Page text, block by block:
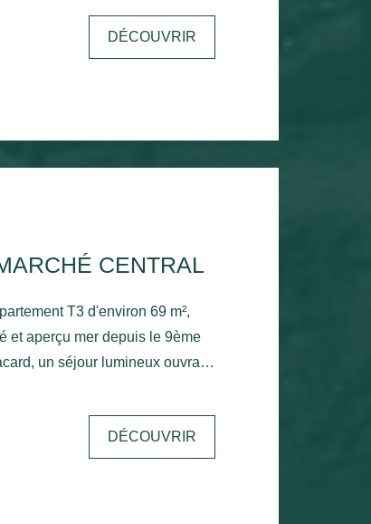
de bain, un wc et un
DÉCOUVRIR
CENTRAL
T3 d'environ 69 m²,
un séjour lumineux ouvrant
plein sud avec un aperçu
une chambre avec placard,
salle de bains et toilettes
place de parking privative.
DÉCOUVRIR